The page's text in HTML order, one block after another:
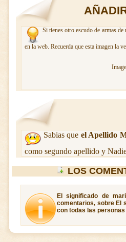
Si tienes otro escudo de armas
en la web. Recuerda que esta imagen la
Sabias que el Apellido
como segundo apellido y
LOS
El significado de
comentarios, sobre El
con todas las